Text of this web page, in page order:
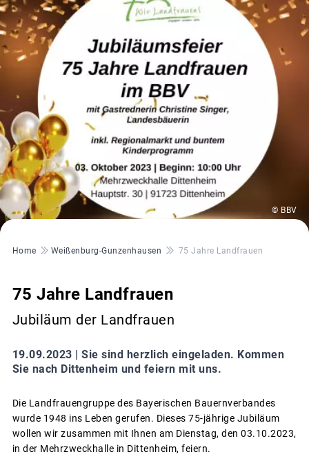
© BBV
Pfadnavigation
Home Weißenburg-Gunzenhausen 75 Jahre Landfrauen
75 Jahre Landfrauen
Jubiläum der Landfrauen
19.09.2023 | Sie sind herzlich eingeladen. Kommen
Sie nach Dittenheim und feiern mit uns.
Die Landfrauengruppe des Bayerischen Bauernverbandes
wurde 1948 ins Leben gerufen. Dieses 75-jährige Jubiläum
wollen wir zusammen mit Ihnen am Dienstag, den 03.10.2023,
in der Mehrzweckhalle in Dittenheim, feiern.